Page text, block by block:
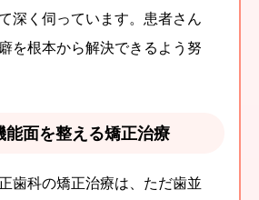
深く伺っています。患者さん
を根本から解決できるよう努
能面を整える矯正治療
歯科の矯正治療は、ただ歯並